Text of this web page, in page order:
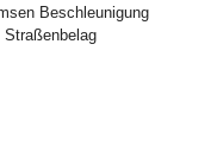
Beschleunigung
Straßenbelag